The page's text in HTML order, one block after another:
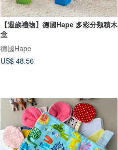
【週歲禮物】德國Hape 多彩分類積木
盒
德國Hape
US$ 48.56